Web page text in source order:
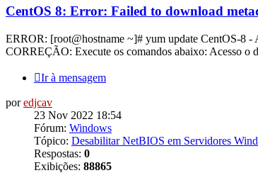
CentOS 8: Error: Failed to download
ERROR: [root@hostname ~]# yum update CentOS-8
CORREÇÃO: Execute os comandos abaixo: Acesso o
Ir à mensagem
poredjcav
23 Nov 2022 18:54
Fórum: Windows
Tópico: Desabilitar NetBIOS em Servidores
Respostas: 0
Exibições: 88865